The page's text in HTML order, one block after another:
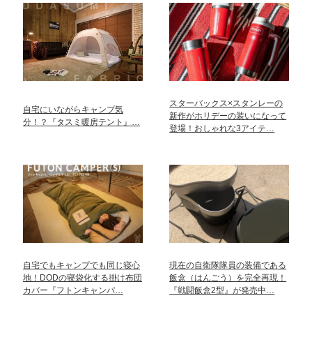
自宅にいながらキャンプ気
分！？『タスミ暖房テント』…
スターバックス×スタンレーの
新作がホリデーの装いになって
登場！おしゃれな3アイテ…
自宅でもキャンプでも同じ寝心
地！DODの寝袋化する掛け布団
カバー『フトンキャンパ…
現在の自衛隊隊員の装備である
飯盒（はんごう）を完全再現！
『戦闘飯盒2型』が発売中…